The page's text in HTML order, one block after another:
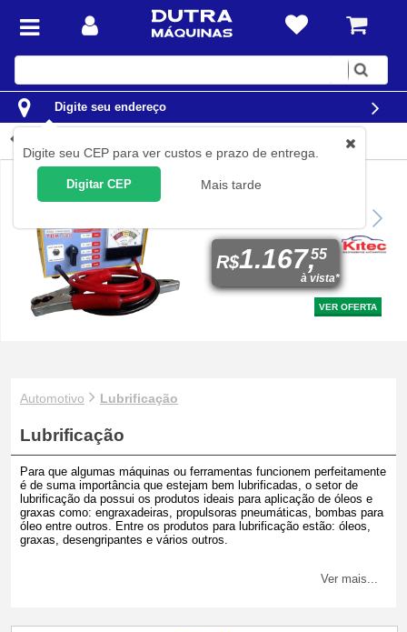
Digite
Digite seu endereço
Digite seu CEP para ver custos e prazo de entrega.
Digitar CEP Mais tarde
Testador de bateria e
R$1.167,55
à vista*
VER OFERTA
Automotivo Lubrificação
Lubrificação
Para que algumas máquinas ou ferramentas funcionem perfeitamente
é de suma importância que estejam bem lubrificadas, o setor de
lubrificação da possui os produtos ideais para aplicação de óleos e
graxas como: engraxadeiras, propulsoras pneumáticas, bombas para
óleo entre outros. Entre os produtos para lubrificação estão: óleos,
graxas, desengripantes e vários outros.
Ver mais...